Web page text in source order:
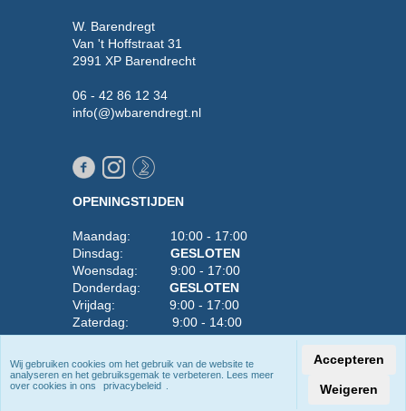
W. Barendregt
Van 't Hoffstraat 31
2991 XP Barendrecht
06 - 42 86 12 34
info(@)wbarendregt.nl
OPENINGSTIJDEN
Maandag: 10:00 - 17:00
Dinsdag: GESLOTEN
Woensdag: 9:00 - 17:00
Donderdag: GESLOTEN
Vrijdag: 9:00 - 17:00
Zaterdag: 9:00 - 14:00
Zondag:GESLOTEN
Wilt u er zeker van zijn dat iets op voorraad is,
neem dan vooraf even contact met ons op
2026 W. Barendregt - Alle rechten voorbehouden
Wij gebruiken cookies om het gebruik van de website te
analyseren en het gebruiksgemak te verbeteren. Lees meer
over cookies in ons
privacybeleid
Accepteren
Weigeren